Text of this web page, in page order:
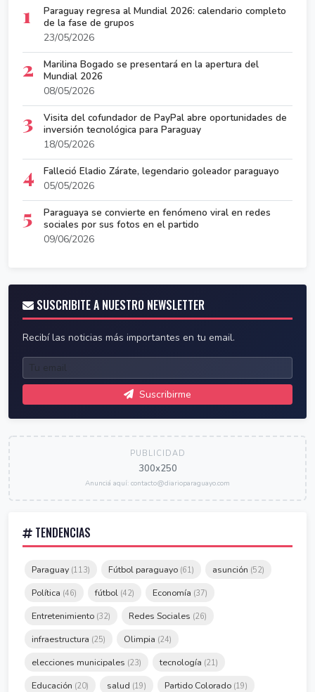
1
Paraguay regresa al Mundial 2026: calendario completo
de la fase de grupos
23/05/2026
2
Marilina Bogado se presentará en la apertura del
Mundial 2026
08/05/2026
3
Visita del cofundador de PayPal abre oportunidades de
inversión tecnológica para Paraguay
18/05/2026
4
Falleció Eladio Zárate, legendario goleador paraguayo
05/05/2026
5
Paraguaya se convierte en fenómeno viral en redes
sociales por sus fotos en el partido
09/06/2026
SUSCRIBITE A NUESTRO NEWSLETTER
Recibí las noticias más importantes en tu email.
Suscribirme
PUBLICIDAD
300x250
Anunciá aquí: contacto@diarioparaguayo.com
TENDENCIAS
Paraguay (113) Fútbol paraguayo (61) asunción (52)
Política (46) fútbol (42) Economía (37)
Entretenimiento (32) Redes Sociales (26)
infraestructura (25) Olimpia (24)
elecciones municipales (23) tecnología (21)
Educación (20) salud (19) Partido Colorado (19)